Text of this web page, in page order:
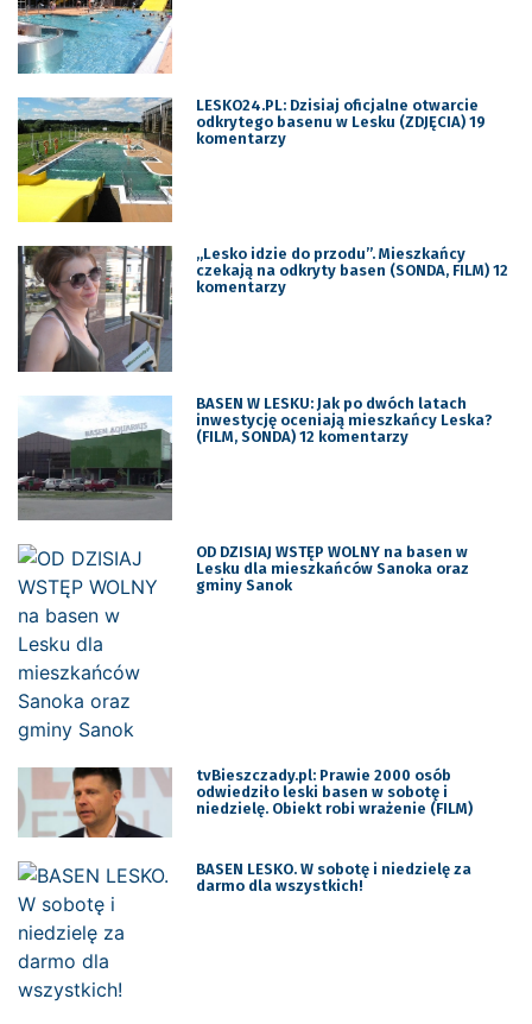
LESKO24.PL: Dzisiaj oficjalne otwarcie
odkrytego basenu w Lesku (ZDJĘCIA) 19
komentarzy
„Lesko idzie do przodu”. Mieszkańcy
czekają na odkryty basen (SONDA, FILM) 12
komentarzy
BASEN W LESKU: Jak po dwóch latach
inwestycję oceniają mieszkańcy Leska?
(FILM, SONDA) 12 komentarzy
OD DZISIAJ WSTĘP WOLNY na basen w
Lesku dla mieszkańców Sanoka oraz
gminy Sanok
tvBieszczady.pl: Prawie 2000 osób
odwiedziło leski basen w sobotę i
niedzielę. Obiekt robi wrażenie (FILM)
BASEN LESKO. W sobotę i niedzielę za
darmo dla wszystkich!